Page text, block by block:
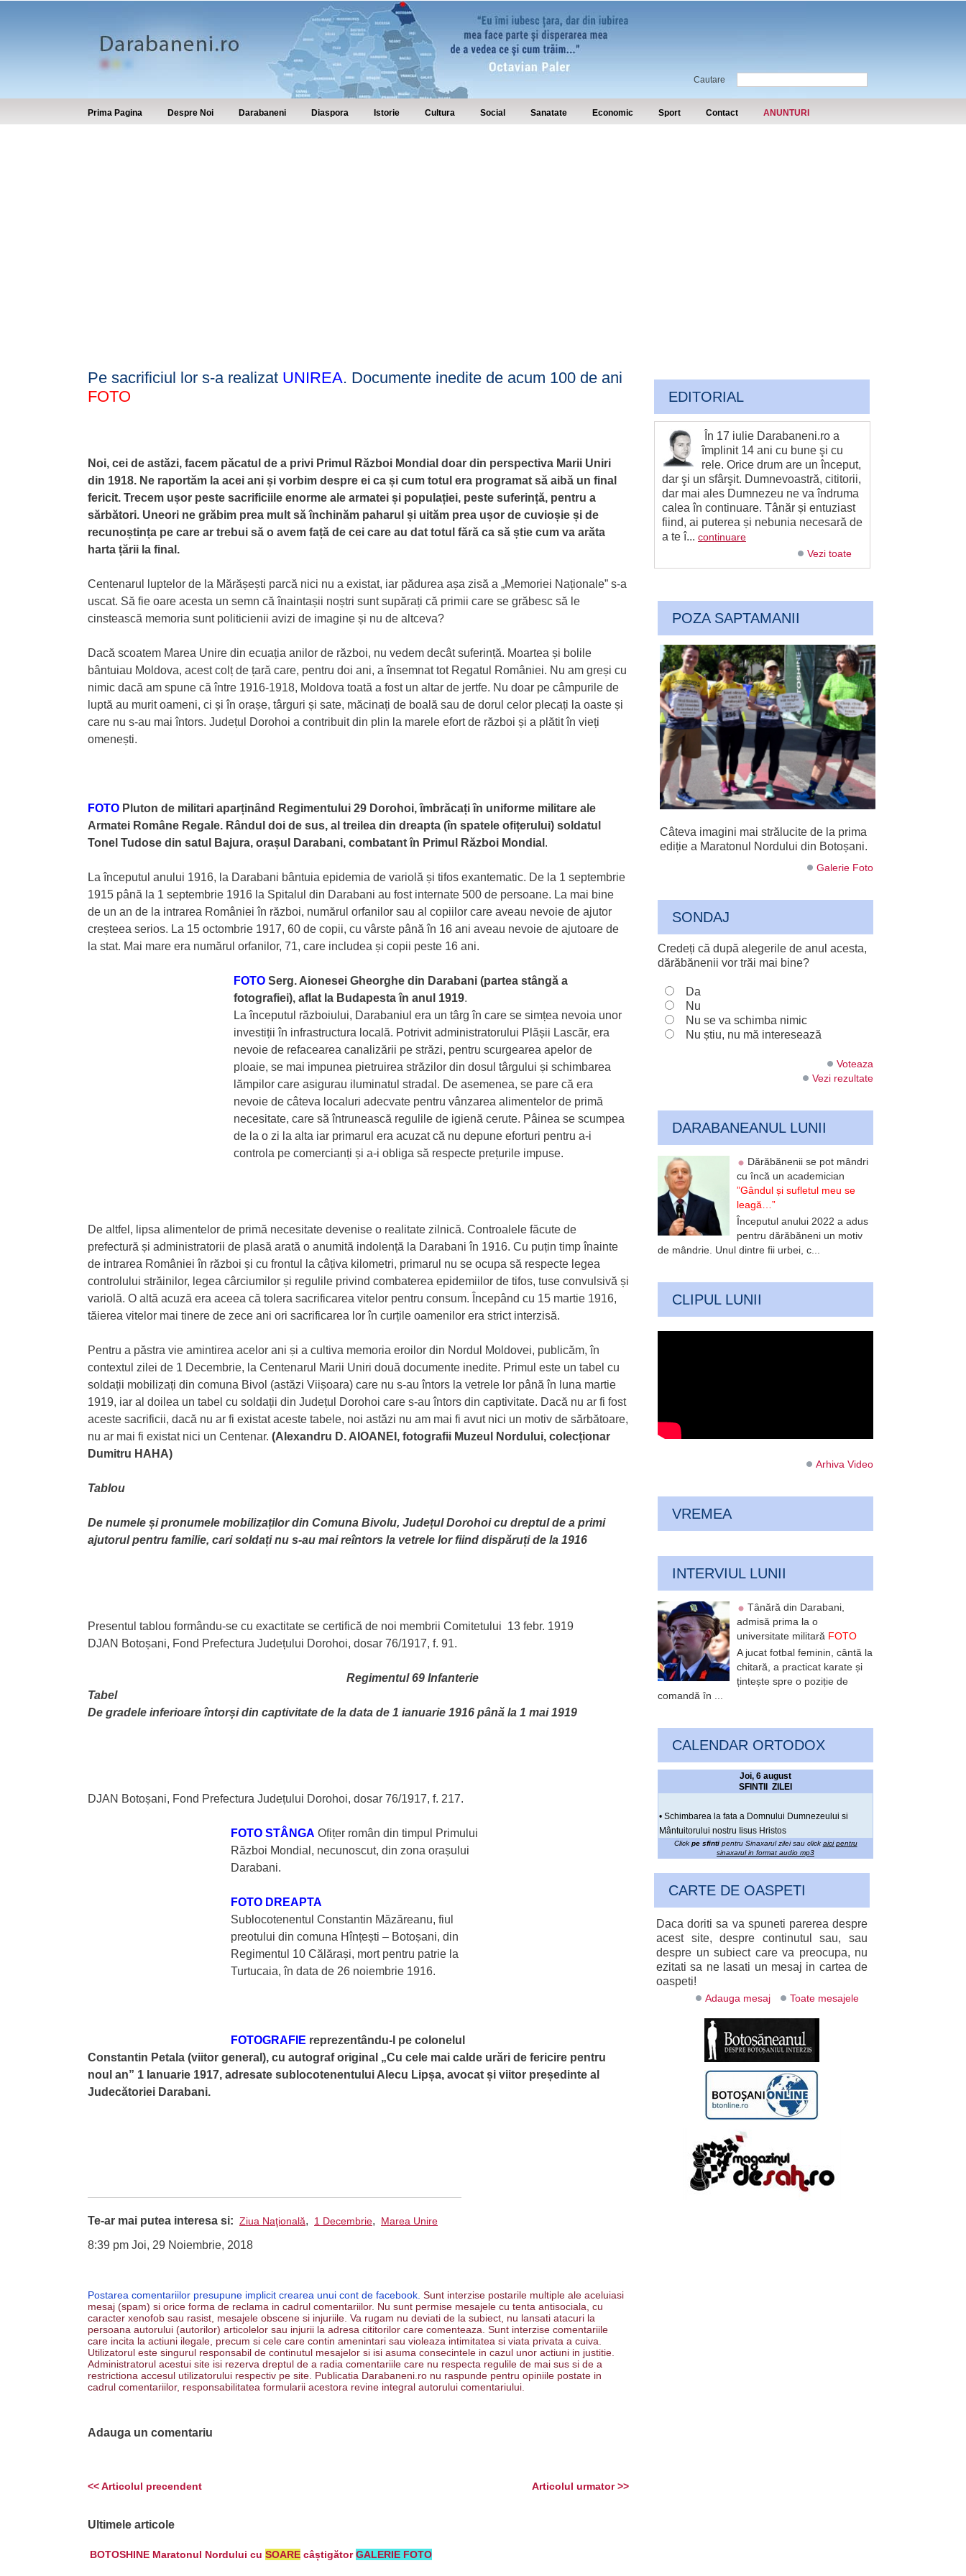
Cautare
Prima Pagina Despre Noi Darabaneni Diaspora Istorie Cultura Social Sanatate Economic Sport Contact ANUNTURI
Pe sacrificiul lor s-a realizat UNIREA. Documente inedite de acum 100 de ani
FOTO
Noi, cei de astăzi, facem păcatul de a privi Primul Război Mondial doar din perspectiva Marii Uniri
din 1918. Ne raportăm la acei ani și vorbim despre ei ca și cum totul era programat să aibă un final
fericit. Trecem ușor peste sacrificiile enorme ale armatei și populației, peste suferință, pentru a
sărbători. Uneori ne grăbim prea mult să închinăm paharul și uităm prea ușor de cuvioșie și de
recunoștința pe care ar trebui să o avem față de cei care au dat totul fără ca să știe cum va arăta
harta țării la final.
Centenarul luptelor de la Mărășești parcă nici nu a existat, iar pădurea așa zisă a „Memoriei Naționale” s-a
uscat. Să fie oare acesta un semn că înaintașii noștri sunt supărați că primii care se grăbesc să le
cinstească memoria sunt politicienii avizi de imagine și nu de altceva?
Dacă scoatem Marea Unire din ecuația anilor de război, nu vedem decât suferință. Moartea și bolile
bântuiau Moldova, acest colț de țară care, pentru doi ani, a însemnat tot Regatul României. Nu am greși cu
nimic dacă am spune că între 1916-1918, Moldova toată a fost un altar de jertfe. Nu doar pe câmpurile de
luptă au murit oameni, ci și în orașe, târguri și sate, măcinați de boală sau de dorul celor plecați la oaste și
care nu s-au mai întors. Județul Dorohoi a contribuit din plin la marele efort de război și a plătit în vieți
omenești.
FOTO Pluton de militari aparținând Regimentului 29 Dorohoi, îmbrăcați în uniforme militare ale
Armatei Române Regale. Rândul doi de sus, al treilea din dreapta (în spatele ofițerului) soldatul
Tonel Tudose din satul Bajura, orașul Darabani, combatant în Primul Război Mondial .
La începutul anului 1916, la Darabani bântuia epidemia de variolă și tifos exantematic. De la 1 septembrie
1915 până la 1 septembrie 1916 la Spitalul din Darabani au fost internate 500 de persoane. La mai bine
de un an de la intrarea României în război, numărul orfanilor sau al copiilor care aveau nevoie de ajutor
creșteea serios. La 15 octombrie 1917, 60 de copii, cu vârste până în 16 ani aveau nevoie de ajutoare de
la stat. Mai mare era numărul orfanilor, 71, care includea și copii peste 16 ani.
FOTO Serg. Aionesei Gheorghe din Darabani (partea stângă a
fotografiei), aflat la Budapesta în anul 1919.
La începutul războiului, Darabaniul era un târg în care se simțea nevoia unor
investiții în infrastructura locală. Potrivit administratorului Plășii Lascăr, era
nevoie de refacearea canalizării pe străzi, pentru scurgearea apelor de
ploaie, se mai impunea pietruirea străzilor din dosul târgului și schimbarea
lămpilor care asigurau iluminatul stradal. De asemenea, se pare că era
nevoie de câteva localuri adecvate pentru vânzarea alimentelor de primă
necesitate, care să întrunească regulile de igienă cerute. Pâinea se scumpea
de la o zi la alta iar primarul era acuzat că nu depune eforturi pentru a-i
controla pe comercianți și a-i obliga să respecte prețurile impuse.
De altfel, lipsa alimentelor de primă necesitate devenise o realitate zilnică. Controalele făcute de
prefectură și administratorii de plasă arată o anumită indolență la Darabani în 1916. Cu puțin timp înainte
de intrarea României în război și cu frontul la câțiva kilometri, primarul nu se ocupa să respecte legea
controlului străinilor, legea cârciumilor și regulile privind combaterea epidemiilor de tifos, tuse convulsivă și
variolă. O altă acuză era aceea că tolera sacrificarea vitelor pentru consum. Începând cu 15 martie 1916,
tăierea vitelor mai tinere de zece ani ori sacrificarea lor în curțile oamenilor era strict interzisă.
Pentru a păstra vie amintirea acelor ani și a cultiva memoria eroilor din Nordul Moldovei, publicăm, în
contextul zilei de 1 Decembrie, la Centenarul Marii Uniri două documente inedite. Primul este un tabel cu
soldații mobilizați din comuna Bivol (astăzi Viișoara) care nu s-au întors la vetrele lor până în luna martie
1919, iar al doilea un tabel cu soldații din Județul Dorohoi care s-au întors din captivitate. Dacă nu ar fi fost
aceste sacrificii, dacă nu ar fi existat aceste tabele, noi astăzi nu am mai fi avut nici un motiv de sărbătoare,
nu ar mai fi existat nici un Centenar. (Alexandru D. AIOANEI, fotografii Muzeul Nordului, colecționar
Dumitru HAHA)
Tablou
De numele și pronumele mobilizaților din Comuna Bivolu, Județul Dorohoi cu dreptul de a primi
ajutorul pentru familie, cari soldați nu s-au mai reîntors la vetrele lor fiind dispăruți de la 1916
Presentul tablou formându-se cu exactitate se certifică de noi membrii Comitetului 13 febr. 1919
DJAN Botoșani, Fond Prefectura Județului Dorohoi, dosar 76/1917, f. 91.
Regimentul 69 Infanterie
Tabel
De gradele inferioare întorși din captivitate de la data de 1 ianuarie 1916 până la 1 mai 1919
DJAN Botoșani, Fond Prefectura Județului Dorohoi, dosar 76/1917, f. 217.
FOTO STÂNGA Ofițer român din timpul Primului
Război Mondial, necunoscut, din zona orașului
Darabani.
FOTO DREAPTA
Sublocotenentul Constantin Măzăreanu, fiul
preotului din comuna Hînțești – Botoșani, din
Regimentul 10 Călărași, mort pentru patrie la
Turtucaia, în data de 26 noiembrie 1916.
FOTOGRAFIE reprezentându-l pe colonelul
Constantin Petala (viitor general), cu autograf original „Cu cele mai calde urări de fericire pentru
noul an” 1 Ianuarie 1917, adresate sublocotenentului Alecu Lipșa, avocat și viitor președinte al
Judecătoriei Darabani.
Te-ar mai putea interesa si: Ziua Naţională, 1 Decembrie, Marea Unire
8:39 pm Joi, 29 Noiembrie, 2018
Postarea comentariilor presupune implicit crearea unui cont de facebook. Sunt interzise postarile multiple ale aceluiasi
mesaj (spam) si orice forma de reclama in cadrul comentariilor. Nu sunt permise mesajele cu tenta antisociala, cu
caracter xenofob sau rasist, mesajele obscene si injuriile. Va rugam nu deviati de la subiect, nu lansati atacuri la
persoana autorului (autorilor) articolelor sau injurii la adresa cititorilor care comenteaza. Sunt interzise comentariile
care incita la actiuni ilegale, precum si cele care contin amenintari sau violeaza intimitatea si viata privata a cuiva.
Utilizatorul este singurul responsabil de continutul mesajelor si isi asuma consecintele in cazul unor actiuni in justitie.
Administratorul acestui site isi rezerva dreptul de a radia comentariile care nu respecta regulile de mai sus si de a
restrictiona accesul utilizatorului respectiv pe site. Publicatia Darabaneni.ro nu raspunde pentru opiniile postate in
cadrul comentariilor, responsabilitatea formularii acestora revine integral autorului comentariului.
Adauga un comentariu
Articolul urmator >>
<< Articolul precendent
Ultimele articole
BOTOSHINE Maratonul Nordului cu SOARE câștigătorGALERIE FOTO
EDITORIAL
În 17 iulie Darabaneni.ro a
împlinit 14 ani cu bune şi cu
rele. Orice drum are un început,
dar şi un sfârşit. Dumnevoastră, cititorii,
dar mai ales Dumnezeu ne va îndruma
calea în continuare. Tânăr și entuziast
fiind, ai puterea și nebunia necesară de
a te î... continuare
Vezi toate
POZA SAPTAMANII
Câteva imagini mai strălucite de la prima
ediție a Maratonul Nordului din Botoșani.
Galerie Foto
SONDAJ
Credeți că după alegerile de anul acesta,
dărăbănenii vor trăi mai bine?
Da
Nu
Nu se va schimba nimic
Nu știu, nu mă interesează
Voteaza
Vezi rezultate
DARABANEANUL LUNII
Dărăbănenii se pot mândri
cu încă un academician
”Gândul și sufletul meu se
leagă…”
Începutul anului 2022 a adus
pentru dărăbăneni un motiv
de mândrie. Unul dintre fii urbei, c...
CLIPUL LUNII
Arhiva Video
VREMEA
INTERVIUL LUNII
Tânără din Darabani,
admisă prima la o
universitate militară FOTO
A jucat fotbal feminin, cântă la
chitară, a practicat karate și
țintește spre o poziție de
comandă în ...
CALENDAR ORTODOX
Joi, 6 august
SFINTII ZILEI
• Schimbarea la fata a Domnului Dumnezeului si
Mântuitorului nostru Iisus Hristos
Click pe sfintipentru Sinaxarul zilei sau click aici pentru
sinaxarul in format audio mp3
CARTE DE OASPETI
Daca doriti sa va spuneti parerea despre
acest site, despre continutul sau, sau
despre un subiect care va preocupa, nu
ezitati sa ne lasati un mesaj in cartea de
oaspeti!
Adauga mesaj Toate mesajele